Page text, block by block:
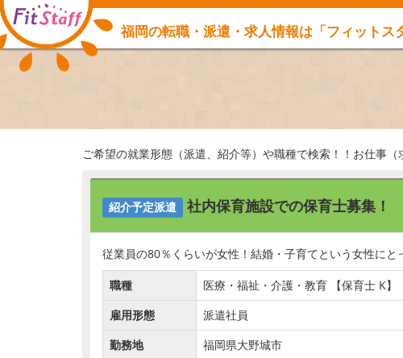
福岡の転職・派遣・求人情報は「フィットス
ご希望の就業形態（派遣、紹介等）や職種で検索！！お仕事（
紹介予定派遣 社内保育施設での保育士募集！
従業員の80％くらいが女性！結婚・子育てという女性に
職種
医療・福祉・介護・教育 【保育士 K】
雇用形態
派遣社員
勤務地
福岡県大野城市